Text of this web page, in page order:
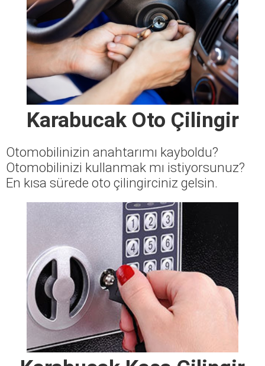
Karabucak Oto Çilingir
Otomobilinizin anahtarımı kayboldu?
Otomobilinizi kullanmak mı istiyorsunuz?
En kısa sürede oto çilingirciniz gelsin.